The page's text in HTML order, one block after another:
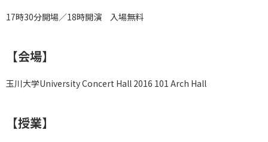
17時30分開場／18時開演 入場無料
【会場】
玉川大学University Concert Hall 2016 101 Arch Hall
【授業】